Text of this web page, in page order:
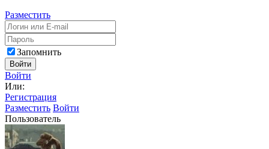
Разместить
Запомнить
Войти
Войти
Или:
Регистрация
Разместить Войти
Пользователь